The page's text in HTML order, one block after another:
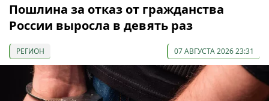
Пошлина за отказ от гражданства
России выросла в девять раз
РЕГИОН 07 АВГУСТА 2026 23:31